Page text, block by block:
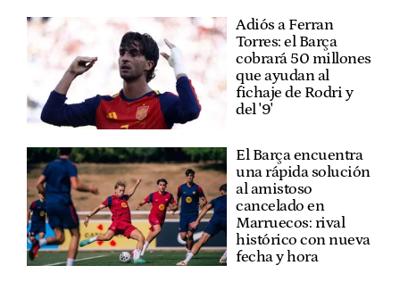
Adiós a Ferran
Torres: el Barça
cobrará 50 millones
que ayudan al
fichaje de Rodri y
del '9'
El Barça encuentra
una rápida solución
al amistoso
cancelado en
Marruecos: rival
histórico con nueva
fecha y hora